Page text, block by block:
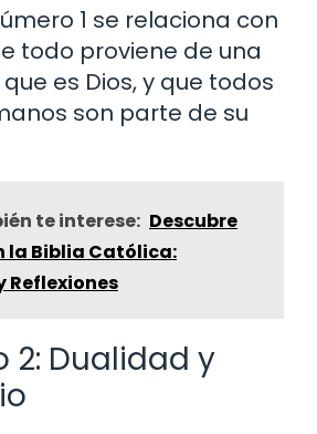
1 se relaciona con
todo proviene de una
es Dios, y que todos
son parte de su
te interese: Descubre
la Biblia Católica:
Reflexiones
2: Dualidad y